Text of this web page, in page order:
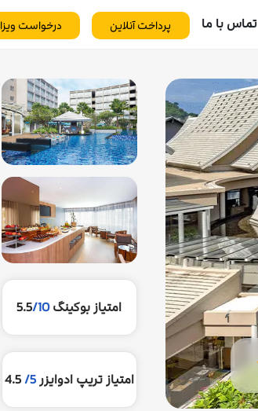
تماس با ما درخواست ویزا پرداخت آنلاین
امتیاز بوکینگ 5.5/10
امتیاز تریپ ادوایزر5/
4.5